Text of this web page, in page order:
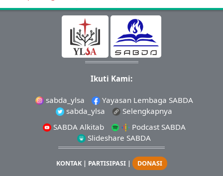
Ikuti Kami:
sabda_ylsa
Yayasan Lembaga SABDA
sabda_ylsa
Selengkapnya
SABDA Alkitab
Podcast SABDA
Slideshare SABDA
KONTAK| PARTISIPASI| DONASI